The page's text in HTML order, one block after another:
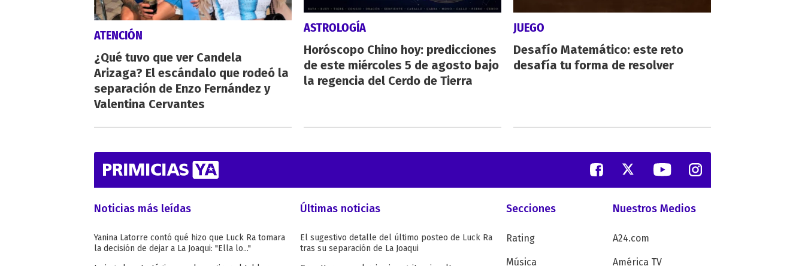
ATENCIÓN
¿Qué tuvo que ver Candela
Arizaga? El escándalo que rodeó la
separación de Enzo Fernández y
Valentina Cervantes
ASTROLOGÍA
Horóscopo Chino hoy: predicciones
de este miércoles 5 de agosto bajo
la regencia del Cerdo de Tierra
JUEGO
Desafío Matemático: este reto
desafía tu forma de resolver
Noticias más leídas
Yanina Latorre contó qué hizo que Luck Ra tomara
la decisión de dejar a La Joaqui: "Ella lo..."
Últimas noticias
El sugestivo detalle del último posteo de Luck Ra
tras su separación de La Joaqui
Secciones
Rating
Música
Nuestros Medios
A24.com
América TV